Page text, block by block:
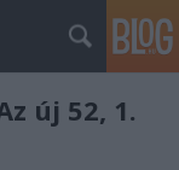
új 52, 1.